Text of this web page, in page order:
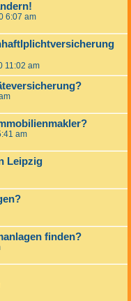
6:07 am
11:02 am
am
Leipzig
finden?